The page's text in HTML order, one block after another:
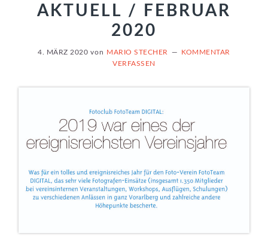
AKTUELL / FEBRUAR
2020
4. MÄRZ 2020 von MARIO STECHER
KOMMENTAR
VERFASSEN